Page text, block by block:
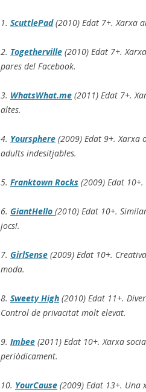
1. ScuttlePad(2010) Edat 7+. Xarxa
2. Togetherville (2010) Edat 7+.
pares del Facebook.
3. WhatsWhat.me (2011) Edat 7+.
altes.
4. Yoursphere (2009) Edat 9+. Xarxa
adults indesitjables.
5. Franktown Rocks (2009) Edat
6. GiantHello (2010) Edat 10+.
jocs!.
7. GirlSense (2009) Edat 10+.
moda.
8. Sweety High (2010) Edat 11+.
Control de privacitat molt elevat.
9. Imbee (2011) Edat 10+. Xarxa
periòdicament.
10. YourCause (2009) Edat 13+.